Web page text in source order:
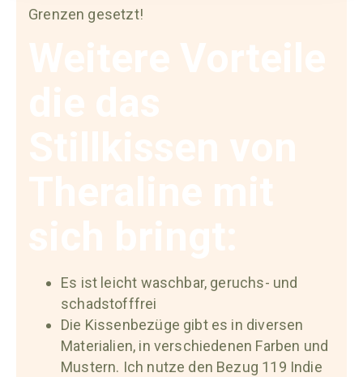
Grenzen gesetzt!
Es ist leicht waschbar, geruchs- und
schadstofffrei
Die Kissenbezüge gibt es in diversen
Materialien, in verschiedenen Farben und
Mustern. Ich nutze den Bezug 119 Indie